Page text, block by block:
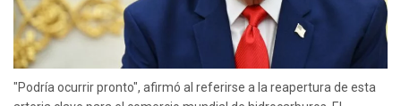
"Podría ocurrir pronto", afirmó al referirse a la reapertura de esta